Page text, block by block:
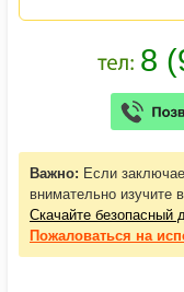
Важно: Если
внимательно изучите
Скачайте безопасный
Пожаловаться на